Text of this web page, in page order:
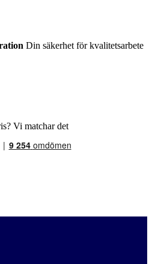
Din säkerhet för kvalitetsarbete
Vi matchar det